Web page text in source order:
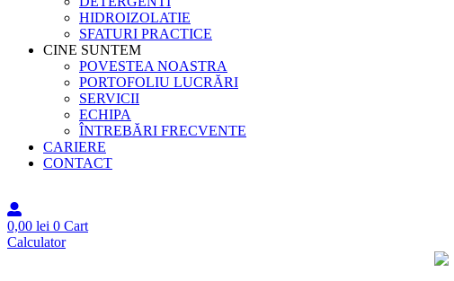
HIDROIZOLATIE
SFATURI PRACTICE
CINE SUNTEM
POVESTEA NOASTRA
PORTOFOLIU LUCRĂRI
SERVICII
ECHIPA
ÎNTREBĂRI FRECVENTE
CARIERE
CONTACT
0,00 lei 0 Cart
Calculator